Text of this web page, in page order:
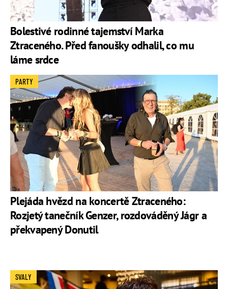
Bolestivé rodinné tajemství Marka
Ztraceného. Před fanoušky odhalil, co mu
láme srdce
Plejáda hvězd na koncertě Ztraceného:
Rozjetý tanečník Genzer, rozdováděný Jágr a
překvapený Donutil
PARTY
SVALY